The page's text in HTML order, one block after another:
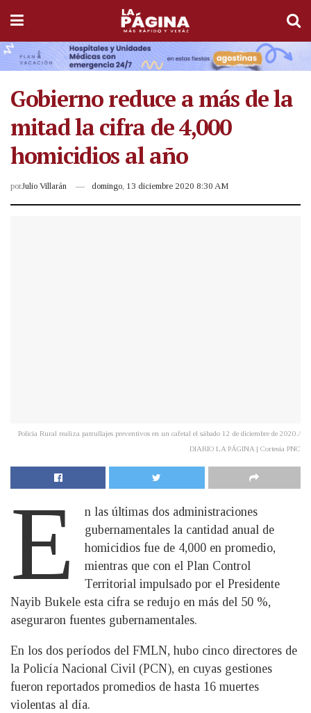
Gobierno reduce a más de la
mitad la cifra de 4,000
homicidios al año
porJulio Villarán domingo, 13 diciembre 2020 8:30 AM
Policía Rural realiza patrullajes preventivos en un cafetal el sábado 12 de diciembre de 2020./
DIARIO LA PÁGINA | Cortesía PNC
E
n las últimas dos administraciones
gubernamentales la cantidad anual de
homicidios fue de 4,000 en promedio,
mientras que con el Plan Control
Territorial impulsado por el Presidente
Nayib Bukele esta cifra se redujo en más del 50 %,
aseguraron fuentes gubernamentales.
En los dos períodos del FMLN, hubo cinco directores de
la Policía Nacional Civil (PCN), en cuyas gestiones
fueron reportados promedios de hasta 16 muertes
violentas al día.